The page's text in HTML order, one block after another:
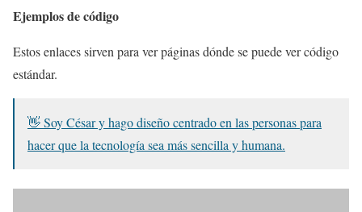
Ejemplos de código
Estos enlaces sirven para ver páginas dónde se puede ver código
estándar.
👋 Soy César y hago diseño centrado en las personas para
hacer que la tecnología sea más sencilla y humana.